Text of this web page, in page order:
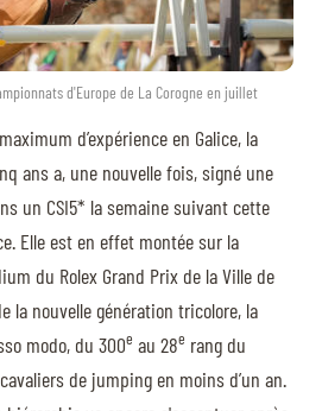
d'Europe de La Corogne en juillet
d’expérience en Galice, la
ans a, une nouvelle fois, signé une
un CSI5* la semaine suivant cette
Elle est en effet montée sur la
du Rolex Grand Prix de la Ville de
la nouvelle génération tricolore, la
modo, du 300e au 28e rang du
de jumping en moins d’un an.